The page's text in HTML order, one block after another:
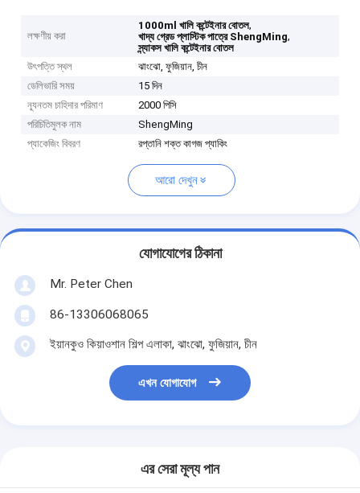
লক্ষণীয় করা
1000ml খালি কন্টেইনার বোতল,
খাদ্য গ্রেড প্লাস্টিক পাত্রে ShengMing,
স্ন্যাকস খালি কন্টেইনার বোতল
উৎপত্তি স্থল
ঝাংঝো, ফুজিয়ান, চীন
ডেলিভারি সময়
15 দিন
ন্যূনতম চাহিদার পরিমাণ
2000 পিসি
পরিচিতিমুলক নাম
ShengMing
প্যাকেজিং বিবরণ
রপ্তানি শক্ত কাগজ প্যাকিং
আরো দেখুন
যোগাযোগের ঠিকানা
Mr. Peter Chen
86-13306068065
ইয়ানকুও কিয়াওশান শিল্প এলাকা, ঝাংঝো, ফুজিয়ান, চীন
এখন যোগাযোগ
এর সেরা মূল্য পান